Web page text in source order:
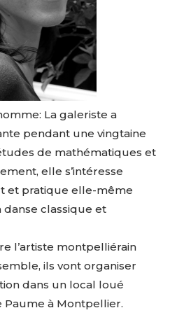
La galeriste a
pendant une vingtaine
de mathématiques et
elle s’intéresse
et pratique elle-même
danse classique et
l’artiste montpelliérain
ils vont organiser
dans un local loué
à Montpellier.